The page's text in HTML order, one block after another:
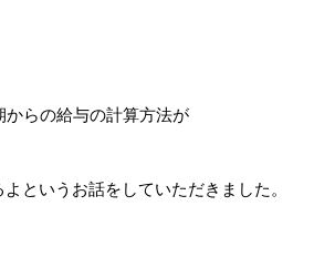
からの給与の計算方法が
というお話をしていただきました。